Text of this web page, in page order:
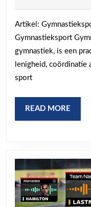
Artikel:
Gymnastieksport
gymnastiek, is een
lenigheid, coördinatie
sport
READ MORE
MORE